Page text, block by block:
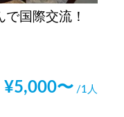
で国際交流！
¥5,000〜 /1人